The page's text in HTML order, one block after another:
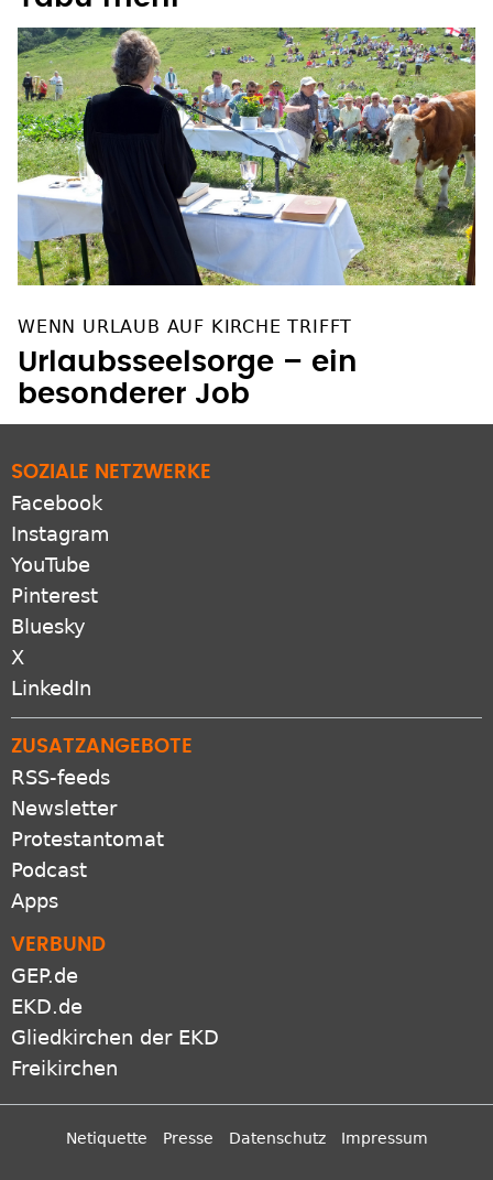
WENN URLAUB AUF KIRCHE TRIFFT
Urlaubsseelsorge – ein
besonderer Job
SOZIALE NETZWERKE
Facebook
Instagram
YouTube
Pinterest
Bluesky
X
LinkedIn
ZUSATZANGEBOTE
RSS-feeds
Newsletter
Protestantomat
Podcast
Apps
VERBUND
GEP.de
EKD.de
Gliedkirchen der EKD
Freikirchen
Netiquette Presse Datenschutz Impressum